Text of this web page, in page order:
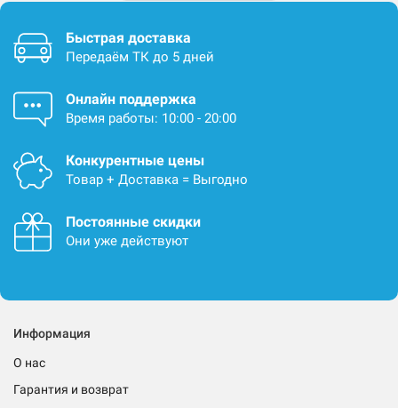
Быстрая доставка
Передаём ТК до 5 дней
Онлайн поддержка
Время работы: 10:00 - 20:00
Конкурентные цены
Товар + Доставка = Выгодно
Постоянные скидки
Они уже действуют
Информация
О нас
Гарантия и возврат